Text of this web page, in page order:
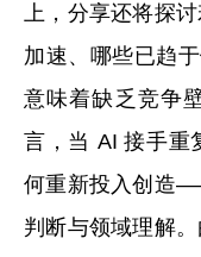
上，分享还将探
加速、哪些已趋
意味着缺乏竞争
言，当 AI 接手重
何重新投入创造
判断与领域理解